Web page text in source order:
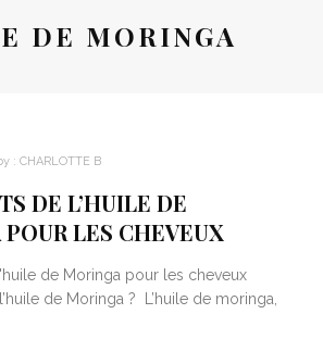
DE MORINGA
: CHARLOTTE B
DE L’HUILE DE
LES CHEVEUX
de Moringa pour les cheveux
de Moringa ? L’huile de moringa,